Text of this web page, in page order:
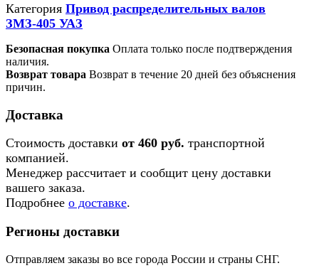
Категория Привод распределительных валов
ЗМЗ-405 УАЗ
Безопасная покупка Оплата только после подтверждения
наличия.
Возврат товара Возврат в течение 20 дней без объяснения
причин.
Доставка
Стоимость доставки от 460 руб. транспортной
компанией.
Менеджер рассчитает и сообщит цену доставки
вашего заказа.
Подробнее о доставке.
Регионы доставки
Отправляем заказы во все города России и страны СНГ.